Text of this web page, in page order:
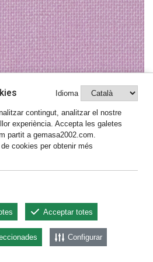
163
Idioma
contingut, analitzar el nostre
experiència. Accepta les galetes
partit a gemasa2002.com.
cookies per obtenir més
Acceptar totes
Configurar